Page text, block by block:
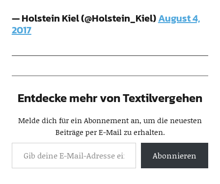
— Holstein Kiel (@Holstein_Kiel)August 4,
2017
Entdecke mehr von Textilvergehen
Melde dich für ein Abonnement an, um die neuesten
Beiträge per E-Mail zu erhalten.
Abonnieren